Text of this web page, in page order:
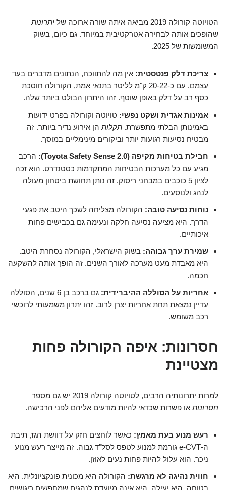
הטויוטה קורולה 2019 מביאה איתה שורה ארוכה של
יתרונות
שהופכים אותה לבחירה אטרקטיבית במיוחד. גם כיום, בשוק
המשומשות של 2025.
צריכת דלק פנטסטית: אין מה להתווכח, הנתונים מדברים בעד
עצמם. עם כ-20-22 ק"מ לליטר בתנאי אמת, הקורולה חוסכת
כסף רב על דלק באופן שוטף. זהו היתרון הבולט ביותר שלה.
אמינות אגדית ושקט נפשי: טויוטה וקורולה בפרט ידועות
באמינותן הבלתי מתפשרת. תקלות הן אירוע נדיר ביותר. זה
מבטיח נסיעות רגועות יותר וביקורים מינימליים במוסך.
חבילת בטיחות מקיפה (Toyota Safety Sense 2.0):
הרכב
מגיע עם כל מערכות הבטיחות המתקדמות כסטנדרט. הוא זכה
לציון 5 כוכבים במבחני ריסוק. זה נותן תחושת ביטחון מעולה
לנהג ולנוסעים.
נוחות נסיעה טובה: הקורולה מצליחה לשכך היטב את פגעי
הדרך. היא מציעה נסיעה חלקה ונעימה גם בכבישים פחות
איכותיים.
שמירת ערך גבוהה: בשוק הישראלי, הקורולה נסחרת היטב.
היא מאבדת מעט מערכה לאורך השנים. זה הופך אותה להשקעה
חכמה.
אחריות על הסוללה ההיברידית:
גם ברכב בן 6 שנים, הסוללה
עדיין נמצאת תחת אחריות יצרן לרוב. זהו יתרון משמעותי לרוכשי
רכב משומש.
חסרונות: איפה הקורולה פחות
מצטיינת
למרות יתרונותיה הרבים, לטויוטה קורולה 2019 יש גם מספר
חסרונות או פשרות שכדאי להיות מודעים אליהם לפני הרכישה.
רעש מנוע בעת מאמץ: כאשר לוחצים חזק על דוושת הגז, תיבת
ה-e-CVT גורמת למנוע לטפס לסל"ד גבוה. זה מייצר רעש מנוע
ניכר. הוא עלול להיות פחות נעים לאוזן.
חווית נהיגה לא מרגשת: הקורולה היא מכונית פונקציונלית. היא
בטוחה. היא יעילה. היא אינה מיועדת לנהגים שמחפשים ריגושים